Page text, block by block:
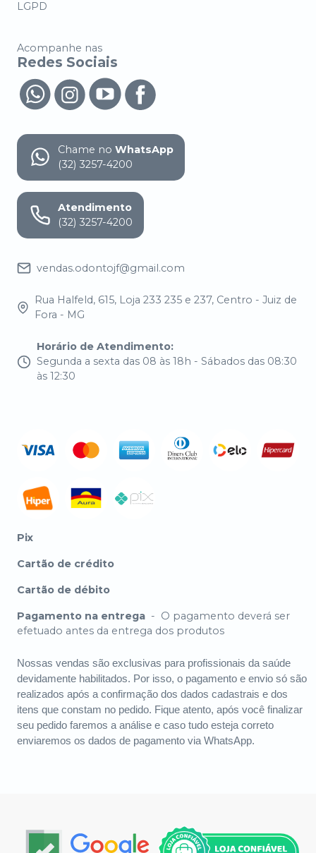
LGPD
Acompanhe nas
Redes Sociais
Chame no WhatsApp
(32) 3257-4200
Atendimento
(32) 3257-4200
vendas.odontojf@gmail.com
Rua Halfeld, 615, Loja 233 235 e 237, Centro - Juiz de
Fora - MG
Horário de Atendimento:
Segunda a sexta das 08 às 18h - Sábados das 08:30
às 12:30
Pix
Cartão de crédito
Cartão de débito
Pagamento na entrega - O pagamento deverá ser
efetuado antes da entrega dos produtos
Nossas vendas são exclusivas para profissionais da saúde
devidamente habilitados. Por isso, o pagamento e envio só são
realizados após a confirmação dos dados cadastrais e dos
itens que constam no pedido. Fique atento, após você finalizar
seu pedido faremos a análise e caso tudo esteja correto
enviaremos os dados de pagamento via WhatsApp.